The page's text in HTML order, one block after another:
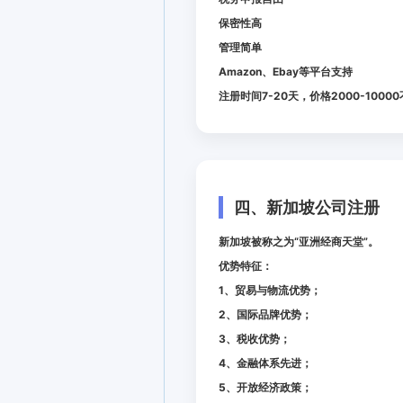
保密性高
管理简单
Amazon、Ebay等平台支持
注册时间7-20天，价格2000-10000
四、新加坡公司注册
新加坡被称之为“亚洲经商天堂”。
优势特征：
1、贸易与物流优势；
2、国际品牌优势；
3、税收优势；
4、金融体系先进；
5、开放经济政策；